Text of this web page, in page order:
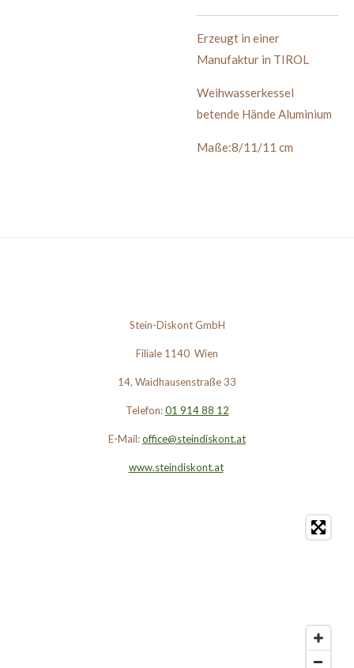
Erzeugt in einer
Manufaktur in TIROL
Weihwasserkessel
betende Hände Aluminium
Maße:8/11/11 cm
Stein-Diskont GmbH
Filiale 1140 Wien
14, Waidhausenstraße 33
Telefon: 01 914 88 12
E-Mail:office@steindiskont.at
www.steindiskont.at